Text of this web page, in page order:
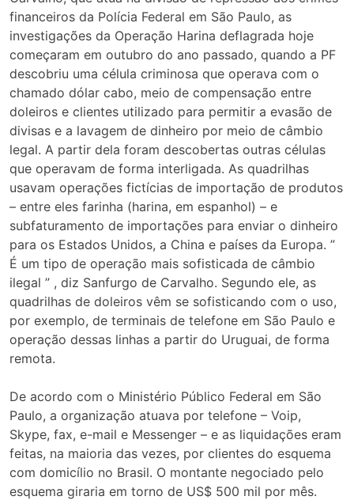
financeiros da Polícia Federal em São Paulo, as
investigações da Operação Harina deflagrada hoje
começaram em outubro do ano passado, quando a PF
descobriu uma célula criminosa que operava com o
chamado dólar cabo, meio de compensação entre
doleiros e clientes utilizado para permitir a evasão de
divisas e a lavagem de dinheiro por meio de câmbio
legal. A partir dela foram descobertas outras células
que operavam de forma interligada. As quadrilhas
usavam operações fictícias de importação de produtos
– entre eles farinha (harina, em espanhol) – e
subfaturamento de importações para enviar o dinheiro
para os Estados Unidos, a China e países da Europa. ”
É um tipo de operação mais sofisticada de câmbio
ilegal ” , diz Sanfurgo de Carvalho. Segundo ele, as
quadrilhas de doleiros vêm se sofisticando com o uso,
por exemplo, de terminais de telefone em São Paulo e
operação dessas linhas a partir do Uruguai, de forma
remota.
De acordo com o Ministério Público Federal em São
Paulo, a organização atuava por telefone – Voip,
Skype, fax, e-mail e Messenger – e as liquidações eram
feitas, na maioria das vezes, por clientes do esquema
com domicílio no Brasil. O montante negociado pelo
esquema giraria em torno de US$ 500 mil por mês.